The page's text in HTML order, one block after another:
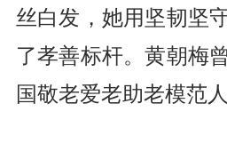
丝白发，她用坚韧坚
了孝善标杆。黄朝梅
国敬老爱老助老模范